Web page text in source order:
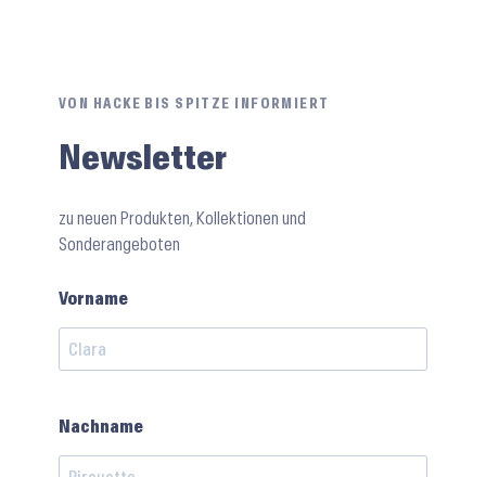
VON HACKE BIS SPITZE INFORMIERT
Newsletter
zu neuen Produkten, Kollektionen und
Sonderangeboten
Vorname
Nachname